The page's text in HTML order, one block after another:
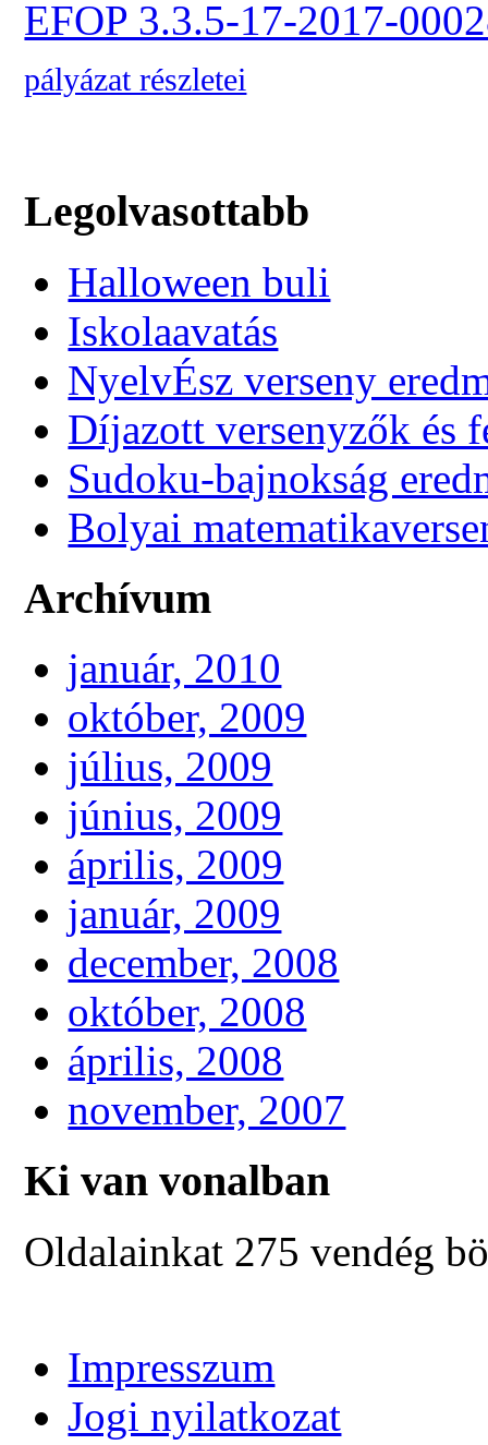
EFOP 3.3.5-17-2017-
pályázat részletei
Legolvasottabb
Halloween buli
Iskolaavatás
NyelvÉsz verseny
Díjazott versenyzők és
Sudoku-bajnokság
Bolyai
Archívum
január, 2010
október, 2009
július, 2009
június, 2009
április, 2009
január, 2009
december, 2008
október, 2008
április, 2008
november, 2007
Ki van vonalban
Oldalainkat 275 vendég
Impresszum
Jogi nyilatkozat